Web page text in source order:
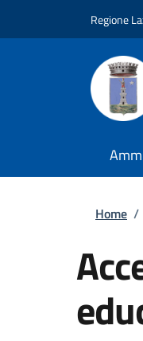
Regione
Home /